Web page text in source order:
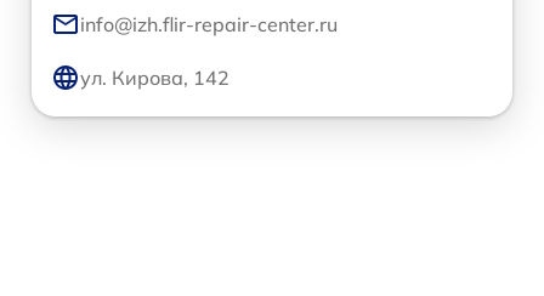
info@izh.flir-repair-center.ru
ул. Кирова, 142